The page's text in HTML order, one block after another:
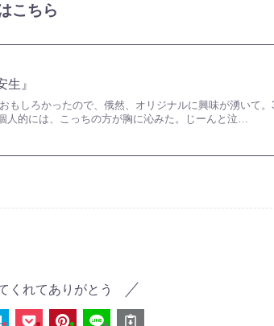
こちら
生』
もしろかったので、俄然、オリジナルに興味が湧いて。
人的には、こっちの方が胸に沁みた。じーんと泣…
くれてありがとう